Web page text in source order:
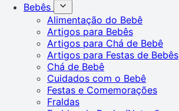
Bebês
Alimentação do Bebê
Artigos para Bebês
Artigos para Chá de Bebê
Artigos para Festas de Bebês
Chá de Bebê
Cuidados com o Bebê
Festas e Comemorações
Fraldas